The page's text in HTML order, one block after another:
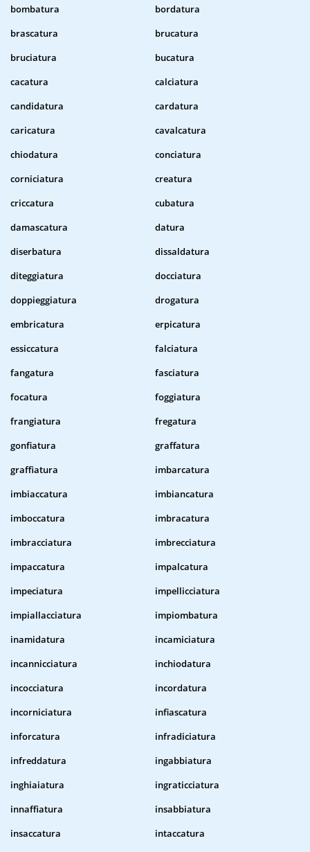
bombatura
bordatura
brascatura
brucatura
bruciatura
bucatura
cacatura
calciatura
candidatura
cardatura
caricatura
cavalcatura
chiodatura
conciatura
corniciatura
creatura
criccatura
cubatura
damascatura
datura
diserbatura
dissaldatura
diteggiatura
docciatura
doppieggiatura
drogatura
embricatura
erpicatura
essiccatura
falciatura
fangatura
fasciatura
focatura
foggiatura
frangiatura
fregatura
gonfiatura
graffatura
graffiatura
imbarcatura
imbiaccatura
imbiancatura
imboccatura
imbracatura
imbracciatura
imbrecciatura
impaccatura
impalcatura
impeciatura
impellicciatura
impiallacciatura
impiombatura
inamidatura
incamiciatura
incannicciatura
inchiodatura
incocciatura
incordatura
incorniciatura
infiascatura
inforcatura
infradiciatura
infreddatura
ingabbiatura
inghiaiatura
ingraticciatura
innaffiatura
insabbiatura
insaccatura
intaccatura